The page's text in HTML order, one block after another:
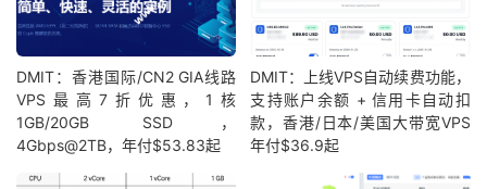
DMIT：香港国际/CN2 GIA线路
VPS最高7折优惠，1核
1GB/20GB SSD，
4Gbps@2TB，年付$53.83起
DMIT：上线VPS自动续费功能，
支持账户余额 + 信用卡自动扣
款，香港/日本/美国大带宽VPS
年付$36.9起